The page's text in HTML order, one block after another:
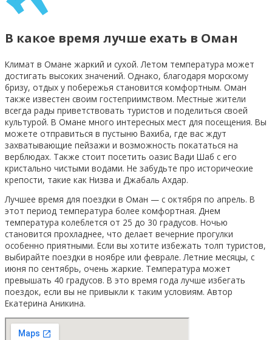
В какое время лучше ехать в Оман
Климат в Омане жаркий и сухой. Летом температура может
достигать высоких значений. Однако, благодаря морскому
бризу, отдых у побережья становится комфортным. Оман
также известен своим гостеприимством. Местные жители
всегда рады приветствовать туристов и поделиться своей
культурой. В Омане много интересных мест для посещения. Вы
можете отправиться в пустыню Вахиба, где вас ждут
захватывающие пейзажи и возможность покататься на
верблюдах. Также стоит посетить оазис Вади Шаб с его
кристально чистыми водами. Не забудьте про исторические
крепости, такие как Низва и Джабаль Ахдар.
Лучшее время для поездки в Оман — с октября по апрель. В
этот период температура более комфортная. Днем
температура колеблется от 25 до 30 градусов. Ночью
становится прохладнее, что делает вечерние прогулки
особенно приятными. Если вы хотите избежать толп туристов,
выбирайте поездки в ноябре или феврале. Летние месяцы, с
июня по сентябрь, очень жаркие. Температура может
превышать 40 градусов. В это время года лучше избегать
поездок, если вы не привыкли к таким условиям. Автор
Екатерина Аникина.